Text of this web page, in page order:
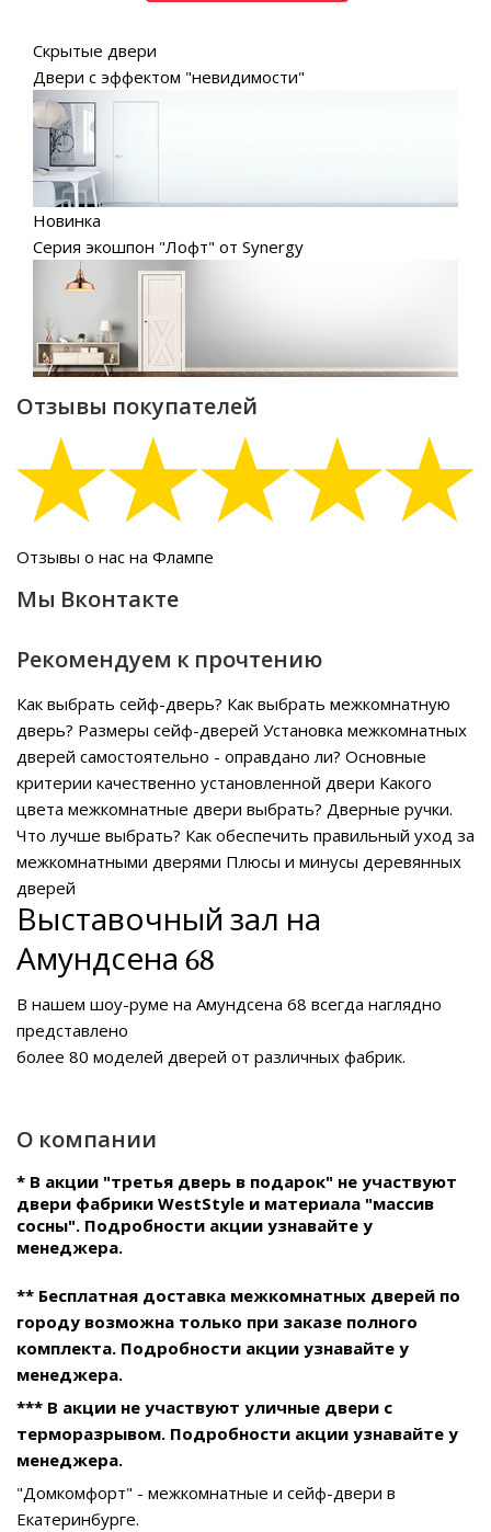
Скрытые двери
Двери с эффектом "невидимости"
Новинка
Серия экошпон "Лофт" от Synergy
Отзывы покупателей
Отзывы о нас на Флампе
Мы Вконтакте
Рекомендуем к прочтению
Как выбрать сейф-дверь? Как выбрать межкомнатную
дверь? Размеры сейф-дверей Установка межкомнатных
дверей самостоятельно - оправдано ли? Основные
критерии качественно установленной двери Какого
цвета межкомнатные двери выбрать? Дверные ручки.
Что лучше выбрать? Как обеспечить правильный уход за
межкомнатными дверями Плюсы и минусы деревянных
дверей
Выставочный зал на
Амундсена 68
В нашем шоу-руме на Амундсена 68 всегда наглядно
представлено
более 80 моделей дверей от различных фабрик.
О компании
* В акции "третья дверь в подарок" не участвуют
двери фабрики WestStyle и материала "массив
сосны". Подробности акции узнавайте у
менеджера.
** Бесплатная доставка межкомнатных дверей по
городу возможна только при заказе полного
комплекта. Подробности акции узнавайте у
менеджера.
*** В акции не участвуют уличные двери с
терморазрывом. Подробности акции узнавайте у
менеджера.
"Домкомфорт" - межкомнатные и сейф-двери в
Екатеринбурге.